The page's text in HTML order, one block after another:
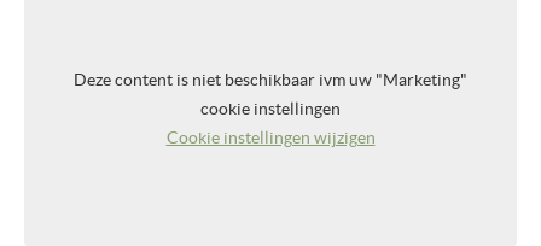
Deze content is niet beschikbaar ivm uw "Marketing"
cookie instellingen
Cookie instellingen wijzigen